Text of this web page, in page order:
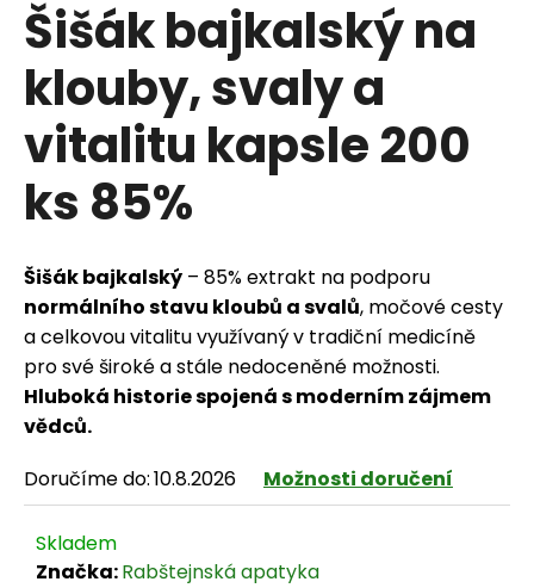
Šišák bajkalský na
klouby, svaly a
vitalitu kapsle 200
ks 85%
Šišák bajkalský – 85% extrakt na podporu
normálního stavu kloubů a svalů, močové cesty
a celkovou vitalitu využívaný v tradiční medicíně
pro své široké a stále nedoceněné možnosti.
Hluboká historie spojená s moderním zájmem
vědců.
Doručíme do:10.8.2026 Možnosti doručení
Skladem
Značka:Rabštejnská apatyka
HLEDAT
D
o
p
o
r
u
č
u